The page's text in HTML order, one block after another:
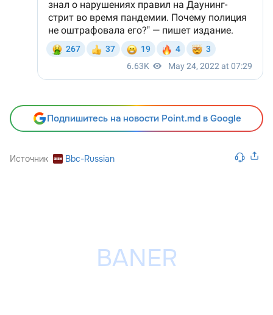
Подпишитесь на новости Point.md в Google
Источник Bbc-Russian